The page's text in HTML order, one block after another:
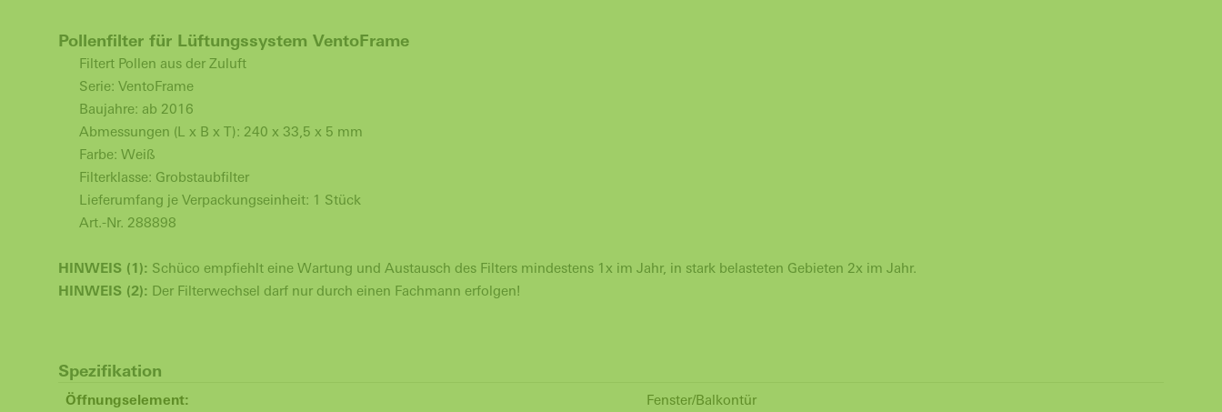
Pollenfilter für Lüftungssystem VentoFrame
Filtert Pollen aus der Zuluft
Serie: VentoFrame
Baujahre: ab 2016
Abmessungen (L x B x T): 240 x 33,5 x 5 mm
Farbe: Weiß
Filterklasse: Grobstaubfilter
Lieferumfang je Verpackungseinheit: 1 Stück
Art.-Nr. 288898
HINWEIS (1): Schüco empfiehlt eine Wartung und Austausch des Filters mindestens 1x im Jahr, in stark belasteten Gebieten 2x im Jahr.
HINWEIS (2): Der Filterwechsel darf nur durch einen Fachmann erfolgen!
Spezifikation
Öffnungselement: Fenster/Balkontür